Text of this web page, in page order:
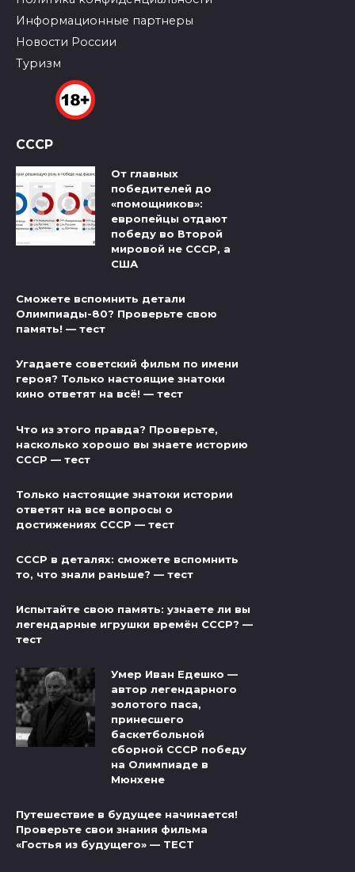
Информационные партнеры
Новости России
Туризм
СССР
От главных
победителей до
«помощников»:
европейцы отдают
победу во Второй
мировой не СССР, а
США
Сможете вспомнить детали
Олимпиады-80? Проверьте свою
память! — тест
Угадаете советский фильм по имени
героя? Только настоящие знатоки
кино ответят на всё! — тест
Что из этого правда? Проверьте,
насколько хорошо вы знаете историю
СССР — тест
Только настоящие знатоки истории
ответят на все вопросы о
достижениях СССР — тест
СССР в деталях: сможете вспомнить
то, что знали раньше? — тест
Испытайте свою память: узнаете ли вы
легендарные игрушки времён СССР? —
тест
Умер Иван Едешко —
автор легендарного
золотого паса,
принесшего
баскетбольной
сборной СССР победу
на Олимпиаде в
Мюнхене
Путешествие в будущее начинается!
Проверьте свои знания фильма
«Гостья из будущего» — ТЕСТ